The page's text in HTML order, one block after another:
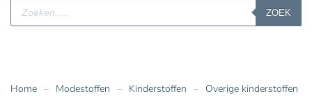
Producten
zoeken
ZOEK
Home Modestoffen Kinderstoffen
Overige kinderstoffen